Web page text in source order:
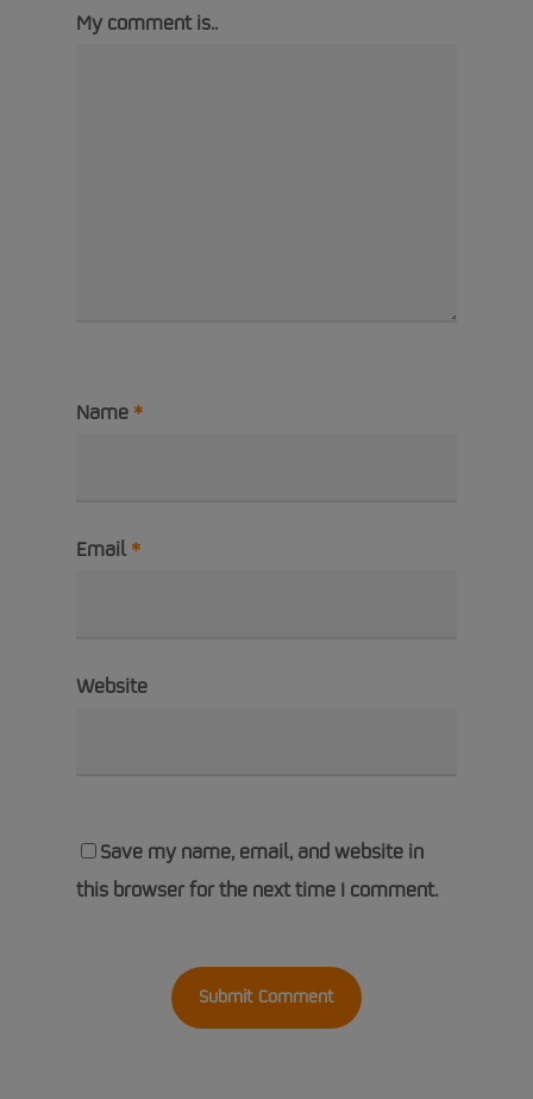
My comment is..
Name *
Email *
Website
Save my name, email, and website in
this browser for the next time I comment.